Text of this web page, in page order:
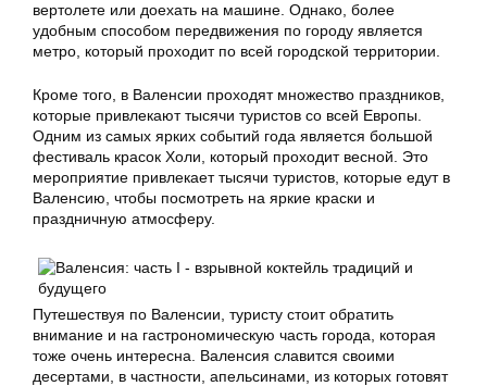
вертолете или доехать на машине. Однако, более
удобным способом передвижения по городу является
метро, который проходит по всей городской территории.
Кроме того, в Валенсии проходят множество праздников,
которые привлекают тысячи туристов со всей Европы.
Одним из самых ярких событий года является большой
фестиваль красок Холи, который проходит весной. Это
мероприятие привлекает тысячи туристов, которые едут в
Валенсию, чтобы посмотреть на яркие краски и
праздничную атмосферу.
Путешествуя по Валенсии, туристу стоит обратить
внимание и на гастрономическую часть города, которая
тоже очень интересна. Валенсия славится своими
десертами, в частности, апельсинами, из которых готовят